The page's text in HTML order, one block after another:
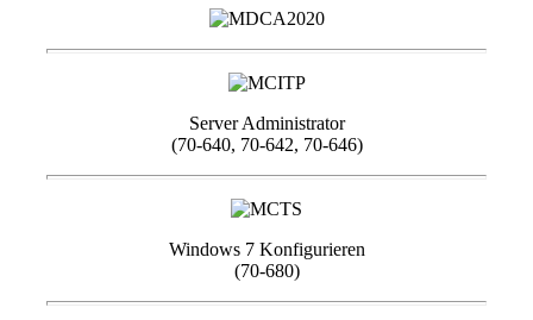
Server Administrator
(70-640, 70-642, 70-646)
Windows 7 Konfigurieren
(70-680)